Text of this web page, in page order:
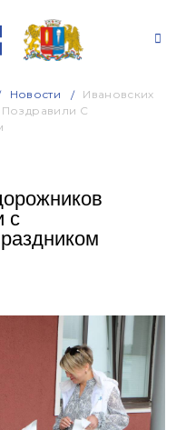
Новости
Ивановских
С
с